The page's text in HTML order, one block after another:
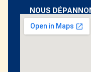
NOUS